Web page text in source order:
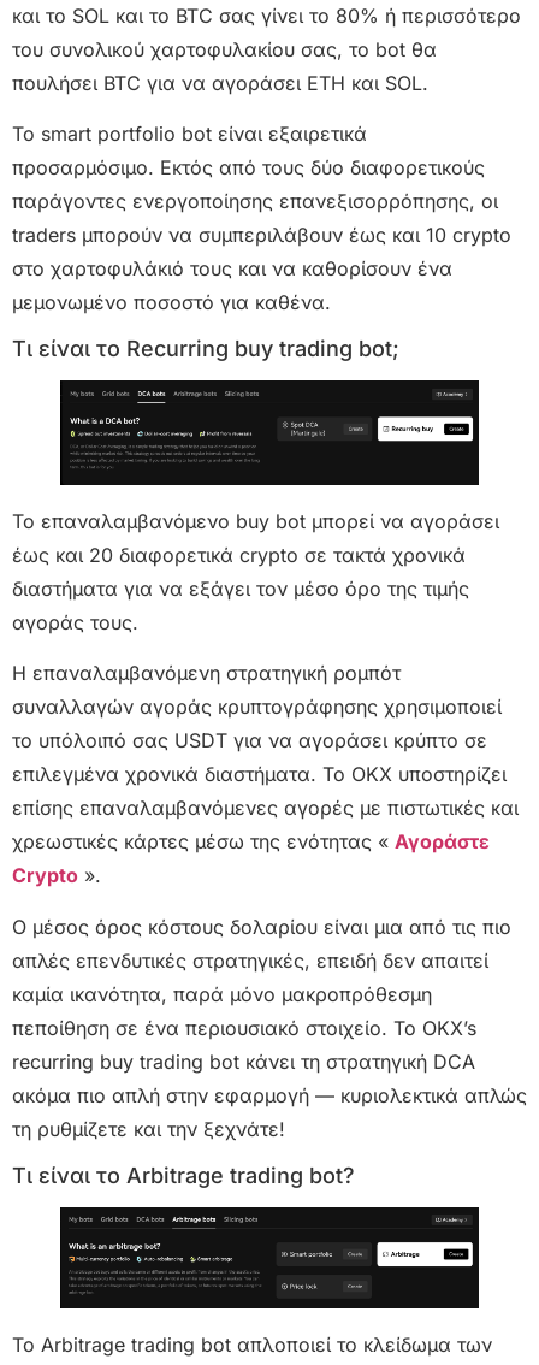
και το SOL και το BTC σας γίνει το 80% ή περισσότερο
του συνολικού χαρτοφυλακίου σας, το bot θα
πουλήσει BTC για να αγοράσει ETH και SOL.
Το smart portfolio bot είναι εξαιρετικά
προσαρμόσιμο. Εκτός από τους δύο διαφορετικούς
παράγοντες ενεργοποίησης επανεξισορρόπησης, οι
traders μπορούν να συμπεριλάβουν έως και 10 crypto
στο χαρτοφυλάκιό τους και να καθορίσουν ένα
μεμονωμένο ποσοστό για καθένα.
Τι είναι το Recurring buy trading bot;
Το επαναλαμβανόμενο buy bot μπορεί να αγοράσει
έως και 20 διαφορετικά crypto σε τακτά χρονικά
διαστήματα για να εξάγει τον μέσο όρο της τιμής
αγοράς τους.
Η επαναλαμβανόμενη στρατηγική ρομπότ
συναλλαγών αγοράς κρυπτογράφησης χρησιμοποιεί
το υπόλοιπό σας USDT για να αγοράσει κρύπτο σε
επιλεγμένα χρονικά διαστήματα. Το OKX υποστηρίζει
επίσης επαναλαμβανόμενες αγορές με πιστωτικές και
χρεωστικές κάρτες μέσω της ενότητας « Αγοράστε
Crypto ».
Ο μέσος όρος κόστους δολαρίου είναι μια από τις πιο
απλές επενδυτικές στρατηγικές, επειδή δεν απαιτεί
καμία ικανότητα, παρά μόνο μακροπρόθεσμη
πεποίθηση σε ένα περιουσιακό στοιχείο. Το OKX’s
recurring buy trading bot κάνει τη στρατηγική DCA
ακόμα πιο απλή στην εφαρμογή — κυριολεκτικά απλώς
τη ρυθμίζετε και την ξεχνάτε!
Τι είναι το Arbitrage trading bot?
Το Arbitrage trading bot απλοποιεί το κλείδωμα των